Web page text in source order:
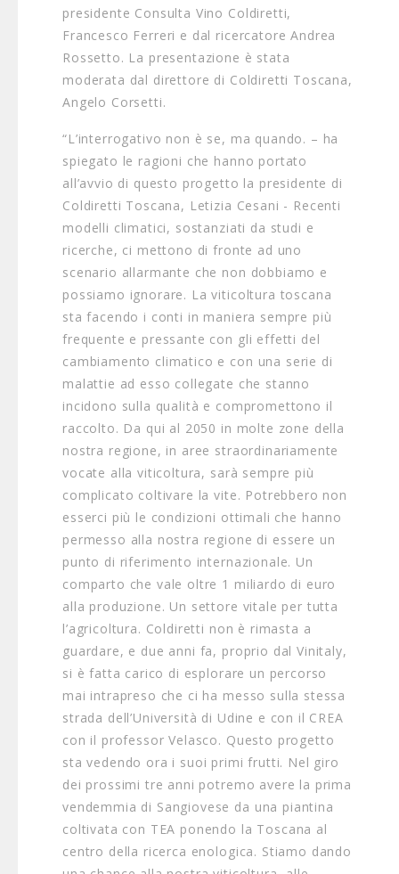
presidente Consulta Vino Coldiretti,
Francesco Ferreri e dal ricercatore Andrea
Rossetto. La presentazione è stata
moderata dal direttore di Coldiretti Toscana,
Angelo Corsetti.
“L’interrogativo non è se, ma quando. – ha
spiegato le ragioni che hanno portato
all’avvio di questo progetto la presidente di
Coldiretti Toscana, Letizia Cesani - Recenti
modelli climatici, sostanziati da studi e
ricerche, ci mettono di fronte ad uno
scenario allarmante che non dobbiamo e
possiamo ignorare. La viticoltura toscana
sta facendo i conti in maniera sempre più
frequente e pressante con gli effetti del
cambiamento climatico e con una serie di
malattie ad esso collegate che stanno
incidono sulla qualità e compromettono il
raccolto. Da qui al 2050 in molte zone della
nostra regione, in aree straordinariamente
vocate alla viticoltura, sarà sempre più
complicato coltivare la vite. Potrebbero non
esserci più le condizioni ottimali che hanno
permesso alla nostra regione di essere un
punto di riferimento internazionale. Un
comparto che vale oltre 1 miliardo di euro
alla produzione. Un settore vitale per tutta
l’agricoltura. Coldiretti non è rimasta a
guardare, e due anni fa, proprio dal Vinitaly,
si è fatta carico di esplorare un percorso
mai intrapreso che ci ha messo sulla stessa
strada dell’Università di Udine e con il CREA
con il professor Velasco. Questo progetto
sta vedendo ora i suoi primi frutti. Nel giro
dei prossimi tre anni potremo avere la prima
vendemmia di Sangiovese da una piantina
coltivata con TEA ponendo la Toscana al
centro della ricerca enologica. Stiamo dando